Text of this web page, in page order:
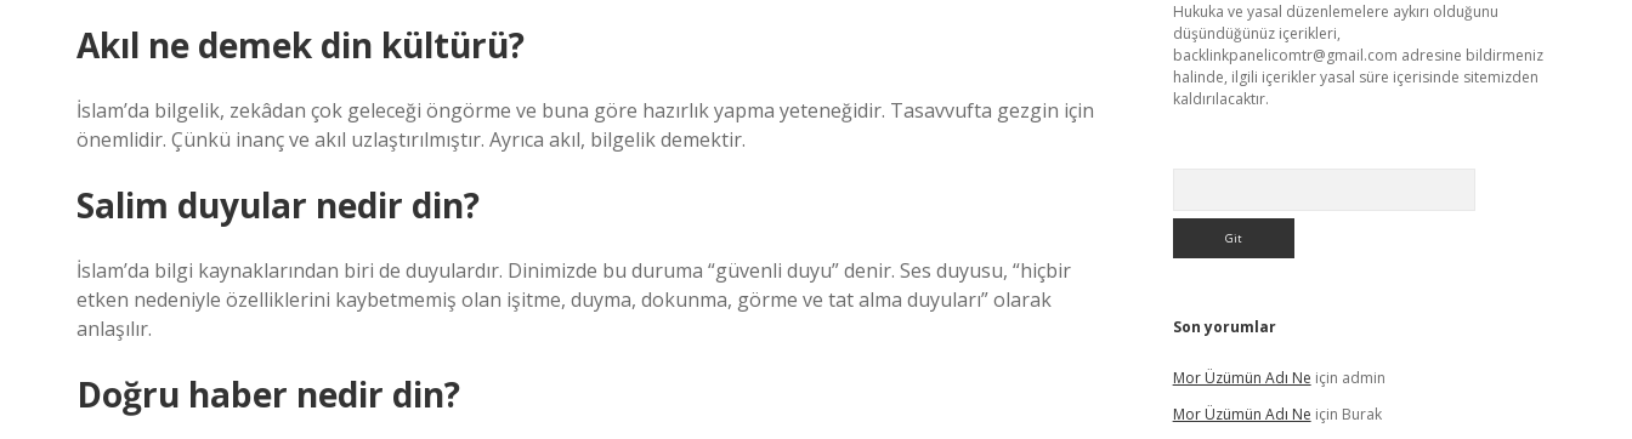
Akıl ne demek din kültürü?
İslam’da bilgelik, zekâdan çok geleceği öngörme ve buna göre hazırlık yapma yeteneğidir. Tasavvufta gezgin için
önemlidir. Çünkü inanç ve akıl uzlaştırılmıştır. Ayrıca akıl, bilgelik demektir.
Salim duyular nedir din?
İslam’da bilgi kaynaklarından biri de duyulardır. Dinimizde bu duruma “güvenli duyu” denir. Ses duyusu, “hiçbir
etken nedeniyle özelliklerini kaybetmemiş olan işitme, duyma, dokunma, görme ve tat alma duyuları” olarak
anlaşılır.
Doğru haber nedir din?
Hukuka ve yasal düzenlemelere aykırı olduğunu
düşündüğünüz içerikleri,
backlinkpanelicomtr@gmail.com adresine bildirmeniz
halinde, ilgili içerikler yasal süre içerisinde sitemizden
kaldırılacaktır.
Son yorumlar
Mor Üzümün Adı Ne için admin
Mor Üzümün Adı Ne için Burak